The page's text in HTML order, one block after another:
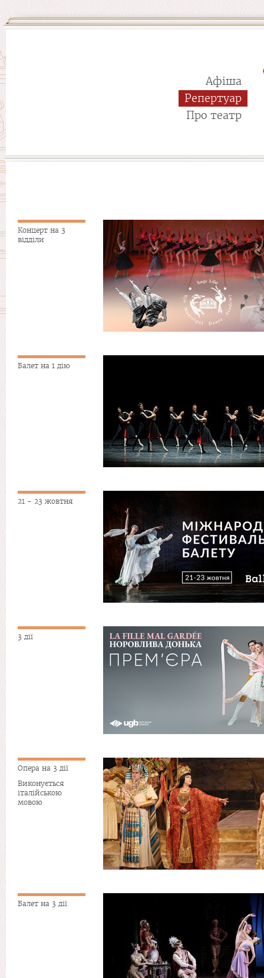
Афіша
Репертуар
Про театр
Концерт на 3
відділи
Балет на 1 дію
21 - 23 жовтня
3 дії
Опера на 3 дії
Виконується
італійською
мовою
Балет на 3 дії